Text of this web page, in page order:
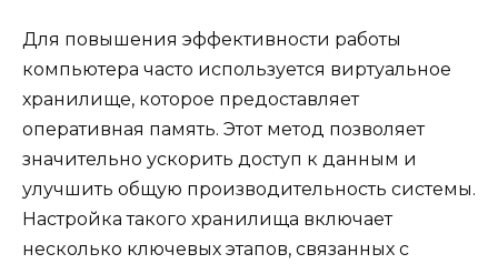
Для повышения эффективности работы
компьютера часто используется виртуальное
хранилище, которое предоставляет
оперативная память. Этот метод позволяет
значительно ускорить доступ к данным и
улучшить общую производительность системы.
Настройка такого хранилища включает
несколько ключевых этапов, связанных с